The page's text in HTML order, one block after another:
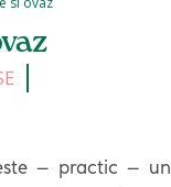
– practic – un